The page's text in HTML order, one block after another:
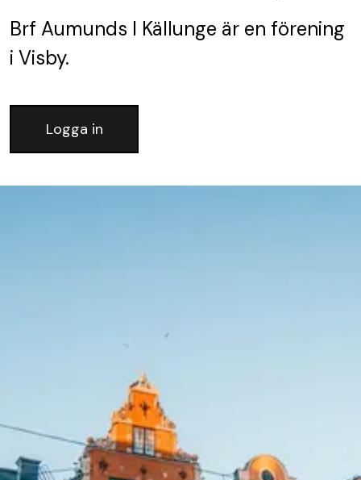
Brf Aumunds I Källunge är en förening
i Visby.
Logga in